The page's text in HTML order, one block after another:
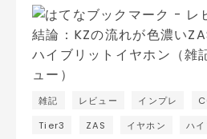
雑記 レビュー インプレ
Tier3
ZAS イヤホン
ハ